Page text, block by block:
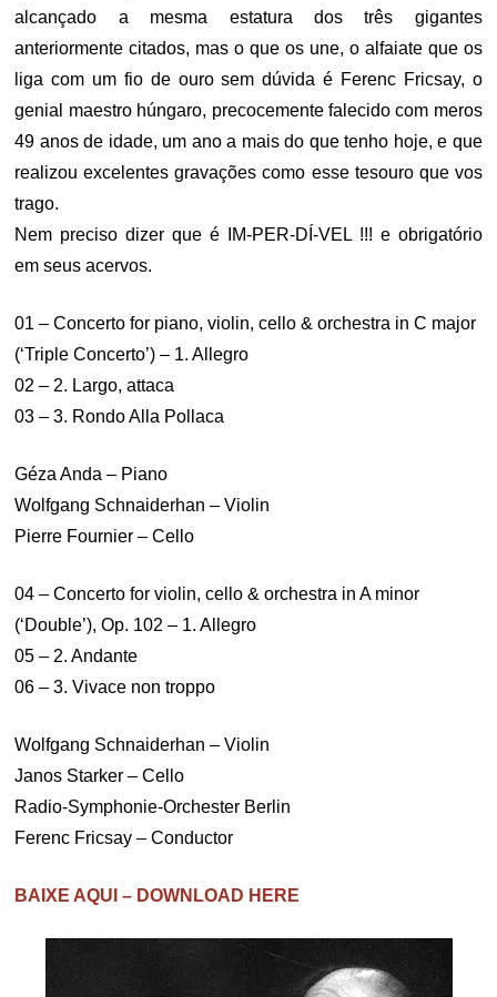
alcançado a mesma estatura dos três gigantes
anteriormente citados, mas o que os une, o alfaiate que os
liga com um fio de ouro sem dúvida é Ferenc Fricsay, o
genial maestro húngaro, precocemente falecido com meros
49 anos de idade, um ano a mais do que tenho hoje, e que
realizou excelentes gravações como esse tesouro que vos
trago.
Nem preciso dizer que é IM-PER-DÍ-VEL !!! e obrigatório
em seus acervos.
01 – Concerto for piano, violin, cello & orchestra in C major
(‘Triple Concerto’) – 1. Allegro
02 – 2. Largo, attaca
03 – 3. Rondo Alla Pollaca
Géza Anda – Piano
Wolfgang Schnaiderhan – Violin
Pierre Fournier – Cello
04 – Concerto for violin, cello & orchestra in A minor
(‘Double’), Op. 102 – 1. Allegro
05 – 2. Andante
06 – 3. Vivace non troppo
Wolfgang Schnaiderhan – Violin
Janos Starker – Cello
Radio-Symphonie-Orchester Berlin
Ferenc Fricsay – Conductor
BAIXE AQUI – DOWNLOAD HERE